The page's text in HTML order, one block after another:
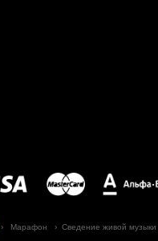
› Марафон › Сведение живой музыки